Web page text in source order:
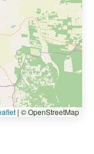
| © OpenStreetMap